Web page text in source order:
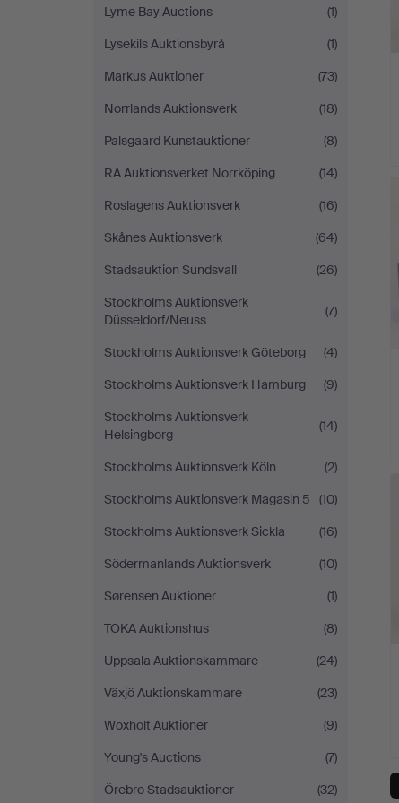
Lyme Bay Auctions
(1)
Lysekils Auktionsbyrå
(1)
Markus Auktioner
(73)
Norrlands Auktionsverk
(18)
Palsgaard Kunstauktioner
(8)
RA Auktionsverket Norrköping
(14)
Roslagens Auktionsverk
(16)
Skånes Auktionsverk
(64)
Stadsauktion Sundsvall
(26)
Stockholms Auktionsverk
Düsseldorf/Neuss
(7)
Stockholms Auktionsverk Göteborg
(4)
Stockholms Auktionsverk Hamburg
(9)
Stockholms Auktionsverk
Helsingborg
(14)
Stockholms Auktionsverk Köln
(2)
Stockholms Auktionsverk Magasin 5
(10)
Stockholms Auktionsverk Sickla
(16)
Södermanlands Auktionsverk
(10)
Sørensen Auktioner
(1)
TOKA Auktionshus
(8)
Uppsala Auktionskammare
(24)
Växjö Auktionskammare
(23)
Woxholt Auktioner
(9)
Young's Auctions
(7)
Örebro Stadsauktioner
(32)